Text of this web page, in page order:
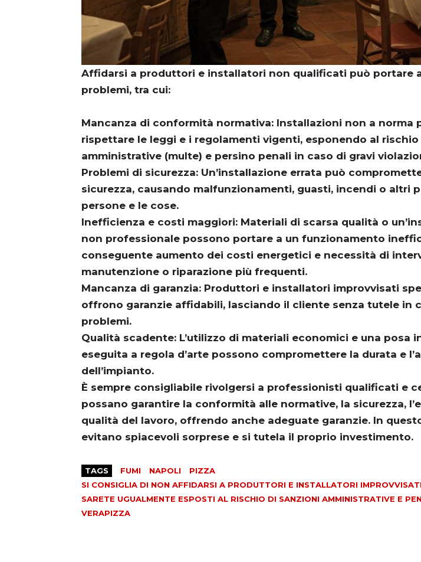
Affidarsi a produttori e installatori non qualificati può portare
problemi, tra cui:
Mancanza di conformità normativa: Installazioni non a norma
rispettare le leggi e i regolamenti vigenti, esponendo al
amministrative (multe) e persino penali in caso di gravi
Problemi di sicurezza: Un’installazione errata può
sicurezza, causando malfunzionamenti, guasti, incendi o altri
persone e le cose.
Inefficienza e costi maggiori: Materiali di scarsa qualità o
non professionale possono portare a un funzionamento
conseguente aumento dei costi energetici e necessità di
manutenzione o riparazione più frequenti.
Mancanza di garanzia: Produttori e installatori improvvisati
offrono garanzie affidabili, lasciando il cliente senza tutele in
problemi.
Qualità scadente: L’utilizzo di materiali economici e una posa
eseguita a regola d’arte possono compromettere la durata e
dell’impianto.
È sempre consigliabile rivolgersi a professionisti qualificati e
possano garantire la conformità alle normative, la sicurezza,
qualità del lavoro, offrendo anche adeguate garanzie. In
evitano spiacevoli sorprese e si tutela il proprio investimento.
TAGS FUMI NAPOLI
PIZZA
SI CONSIGLIA DI NON AFFIDARSI A PRODUTTORI E INSTALLATORI
SARETE UGUALMENTE ESPOSTI AL RISCHIO DI SANZIONI AMMINISTRATIVE E
VERAPIZZA